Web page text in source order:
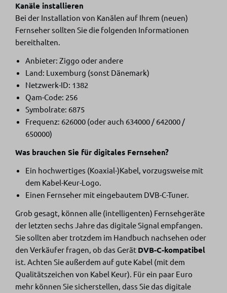
Kanäle installieren
Bei der Installation von Kanälen auf Ihrem (neuen)
Fernseher sollten Sie die folgenden Informationen
bereithalten.
Anbieter: Ziggo oder andere
Land: Luxemburg (sonst Dänemark)
Netzwerk-ID: 1382
Qam-Code: 256
Symbolrate: 6875
Frequenz: 626000 (oder auch 634000 / 642000 /
650000)
Was brauchen Sie für digitales Fernsehen?
Ein hochwertiges (Koaxial-)Kabel, vorzugsweise mit
dem Kabel-Keur-Logo.
Einen Fernseher mit eingebautem DVB-C-Tuner.
Grob gesagt, können alle (intelligenten) Fernsehgeräte
der letzten sechs Jahre das digitale Signal empfangen.
Sie sollten aber trotzdem im Handbuch nachsehen oder
den Verkäufer fragen, ob das Gerät DVB-C-kompatibel
ist. Achten Sie außerdem auf gute Kabel (mit dem
Qualitätszeichen von Kabel Keur). Für ein paar Euro
mehr können Sie sicherstellen, dass Sie das digitale